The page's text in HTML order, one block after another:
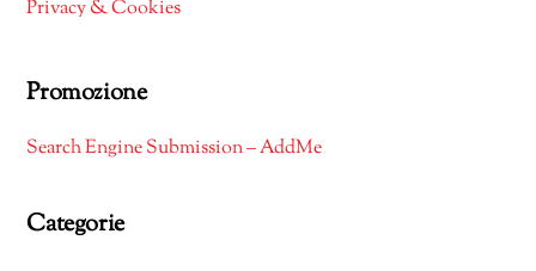
Privacy & Cookies
Promozione
Search Engine Submission – AddMe
Categorie